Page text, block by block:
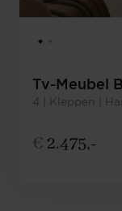
Tv-Meubel
4 | Kleppen |
€ 2.475,-